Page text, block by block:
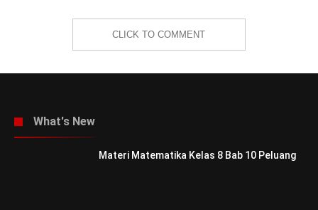
CLICK TO COMMENT
What's New
Materi Matematika Kelas 8 Bab 10 Peluang